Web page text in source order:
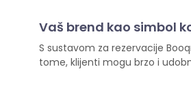
Vaš brend kao simbol
S sustavom za rezervacije
tome, klijenti mogu brzo i